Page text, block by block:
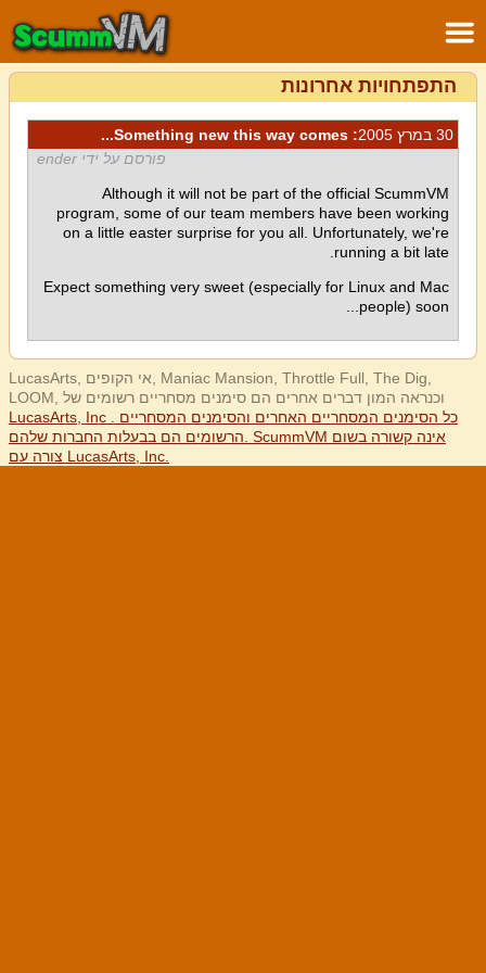
התפתחויות אחרונות
30 במרץ 2005
: Something new this way comes...
פורסם על ידי ender
Although it will not be part of the official ScummVM
program, some of our team members have been working
on a little easter surprise for you all. Unfortunately, we're
running a bit late.
Expect something very sweet (especially for Linux and Mac
people) soon...
LucasArts, אי הקופים, Maniac Mansion, Throttle Full, The Dig,
LOOM, וכנראה המון דברים אחרים הם סימנים מסחריים רשומים של
LucasArts, Inc . כל הסימנים המסחריים האחרים והסימנים המסחריים
הרשומים הם בבעלות החברות שלהם. ScummVM אינה קשורה בשום
צורה עם LucasArts, Inc.